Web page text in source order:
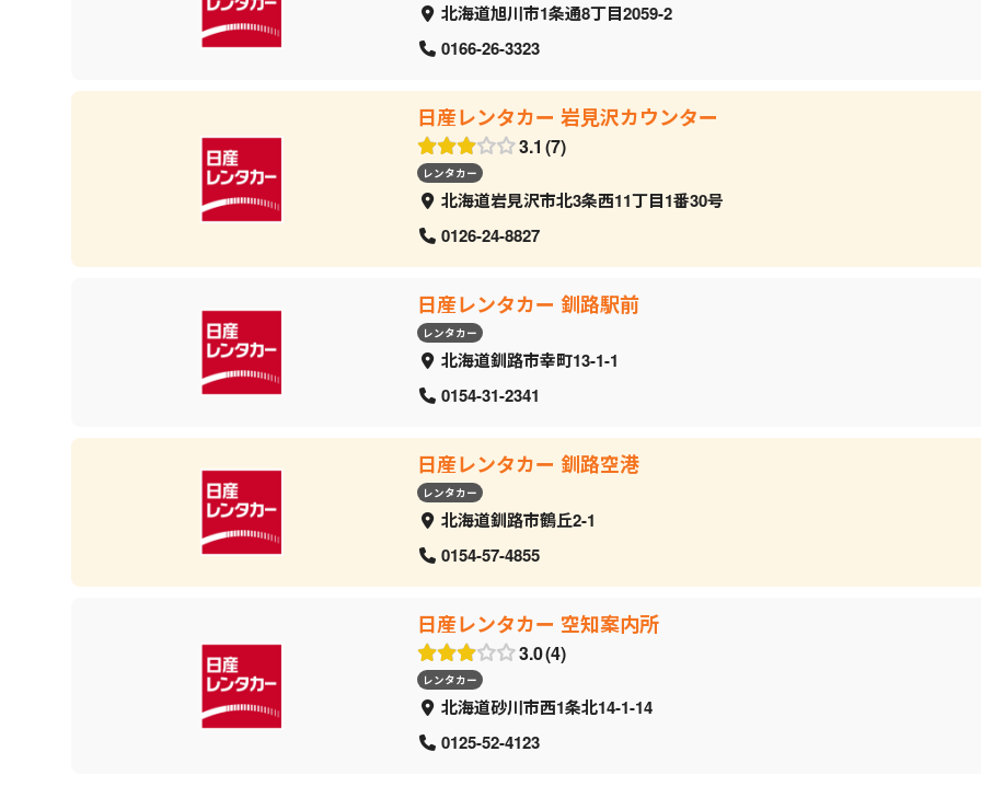
北海道旭川市1条通8丁目2059‐2
0166-26-3323
日産レンタカー 岩見沢カウンター
3.1 7
レンタカー
北海道岩見沢市北3条西11丁目1番30号
0126-24-8827
日産レンタカー 釧路駅前
レンタカー
北海道釧路市幸町13-1-1
0154-31-2341
日産レンタカー 釧路空港
レンタカー
北海道釧路市鶴丘2-1
0154-57-4855
日産レンタカー 空知案内所
3.0 4
レンタカー
北海道砂川市西1条北14-1-14
0125-52-4123